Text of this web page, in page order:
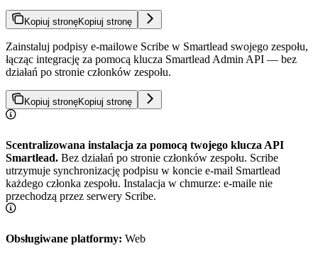
Kopiuj stronęKopiuj stronę
Zainstaluj podpisy e-mailowe Scribe w Smartlead swojego zespołu,
łącząc integrację za pomocą klucza Smartlead Admin API — bez
działań po stronie członków zespołu.
Kopiuj stronęKopiuj stronę
Scentralizowana instalacja za pomocą twojego klucza API
Smartlead. Bez działań po stronie członków zespołu. Scribe
utrzymuje synchronizację podpisu w koncie e-mail Smartlead
każdego członka zespołu. Instalacja w chmurze: e-maile nie
przechodzą przez serwery Scribe.
Obsługiwane platformy: Web